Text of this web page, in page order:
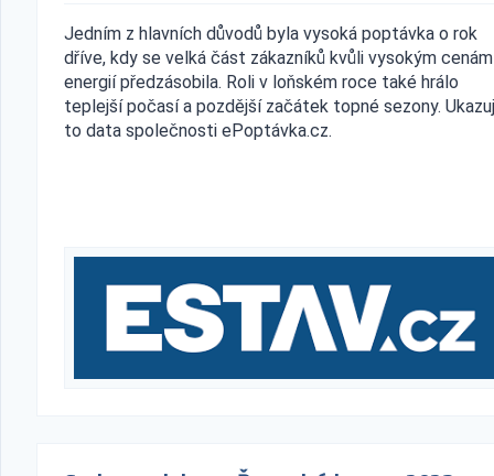
Jedním z hlavních důvodů byla vysoká poptávka o rok
dříve, kdy se velká část zákazníků kvůli vysokým cenám
energií předzásobila. Roli v loňském roce také hrálo
teplejší počasí a pozdější začátek topné sezony.
to data společnosti ePoptávka.cz.